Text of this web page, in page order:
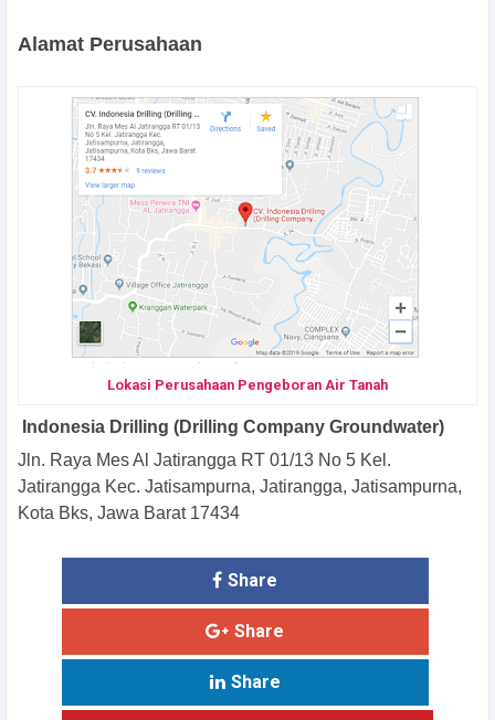
Alamat Perusahaan
Lokasi Perusahaan Pengeboran Air Tanah
Indonesia Drilling (Drilling Company Groundwater)
Jln. Raya Mes Al Jatirangga RT 01/13 No 5 Kel.
Jatirangga Kec. Jatisampurna, Jatirangga, Jatisampurna,
Kota Bks, Jawa Barat 17434
Share
Share
Share